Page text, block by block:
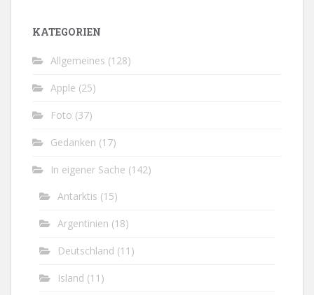
KATEGORIEN
Allgemeines (128)
Apple (25)
Foto (37)
Gedanken (17)
In eigener Sache (142)
Antarktis (15)
Argentinien (18)
Deutschland (11)
Island (11)